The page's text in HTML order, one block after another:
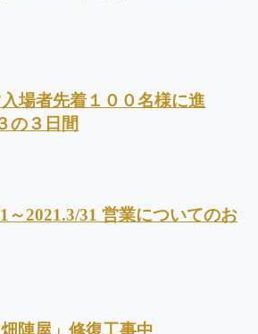
場者先着１００名様に進
の３日間
～2021.3/31 営業についてのお
陣屋」修復工事中